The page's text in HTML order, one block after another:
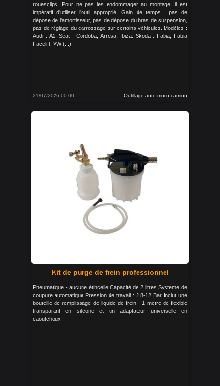
rouesclips. Pour ne pas les endommager au montage, il est
impératif d'utiliser l'outil approprié. Gain de temps : pas de
dépose de l'amortisseur, pas de dépose du bras de suspension,
pas de réglage du carrossage sur certains véhicules. Modèles :
Audi : A2. Seat : Cordoba, Arrosa, Ibiza. Skoda : Fabia, Fabia
Facelift. VW (...)
21/07/2026 00:00 Outillage auto moco camion
Kit de purge de frein professionnel
Pneumatique - aucune étincelle Capacité de 2 litres Systeme de
coupure automatique Pression de travail : 2.8-12 Bar Inclut une
bouteille de remplissage de liquide de frein - 1 metre de flexible
transparant en silicone et un adaptateur universelle en
caoutchoux